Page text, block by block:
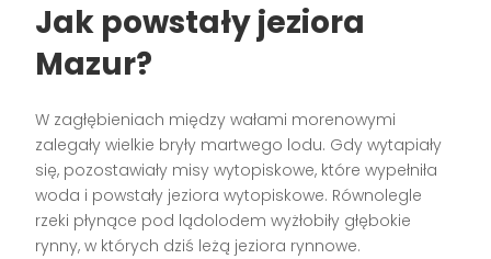
Jak powstały jeziora
Mazur?
W zagłębieniach między wałami morenowymi
zalegały wielkie bryły martwego lodu. Gdy wytapiały
się, pozostawiały misy wytopiskowe, które wypełniła
woda i powstały jeziora wytopiskowe. Równolegle
rzeki płynące pod lądolodem wyżłobiły głębokie
rynny, w których dziś leżą jeziora rynnowe.